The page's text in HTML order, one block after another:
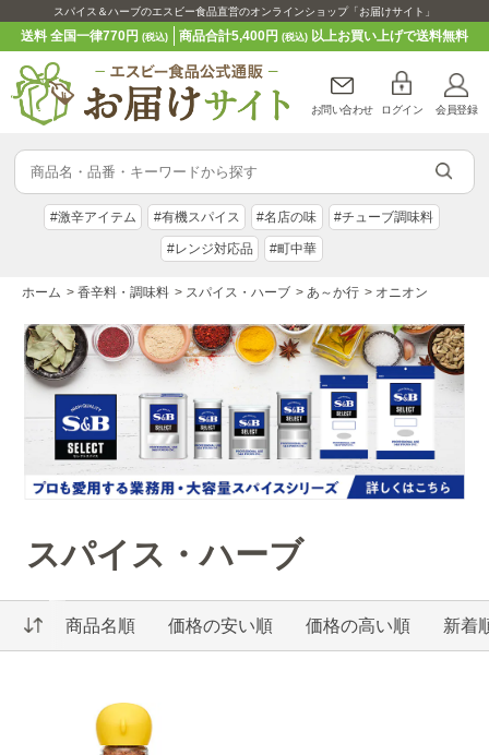
スパイス＆ハーブのエスビー食品直営のオンラインショップ「お届けサイト」
送料 全国一律770円(税込) 商品合計5,400円 (税込)以上お買い上げで送料無料
お問い合わせ ログイン 会員登録
#激辛アイテム #有機スパイス #名店の味 #チューブ調味料
#レンジ対応品 #町中華
ホーム > 香辛料・調味料 > スパイス・ハーブ > あ～か行 > オニオン
スパイス・ハーブ
商品名順 価格の安い順 価格の高い順 新着